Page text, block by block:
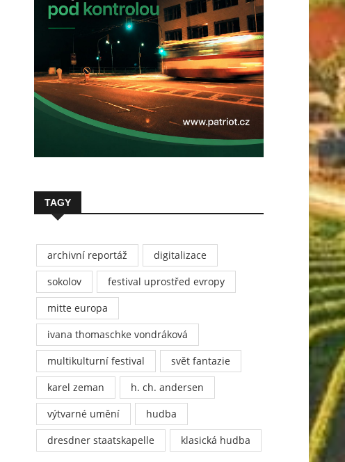
TAGY
archivní reportáž
digitalizace
sokolov
festival uprostřed evropy
mitte europa
ivana thomaschke vondráková
multikulturní festival
svět fantazie
karel zeman
h. ch. andersen
výtvarné umění
hudba
dresdner staatskapelle
klasická hudba